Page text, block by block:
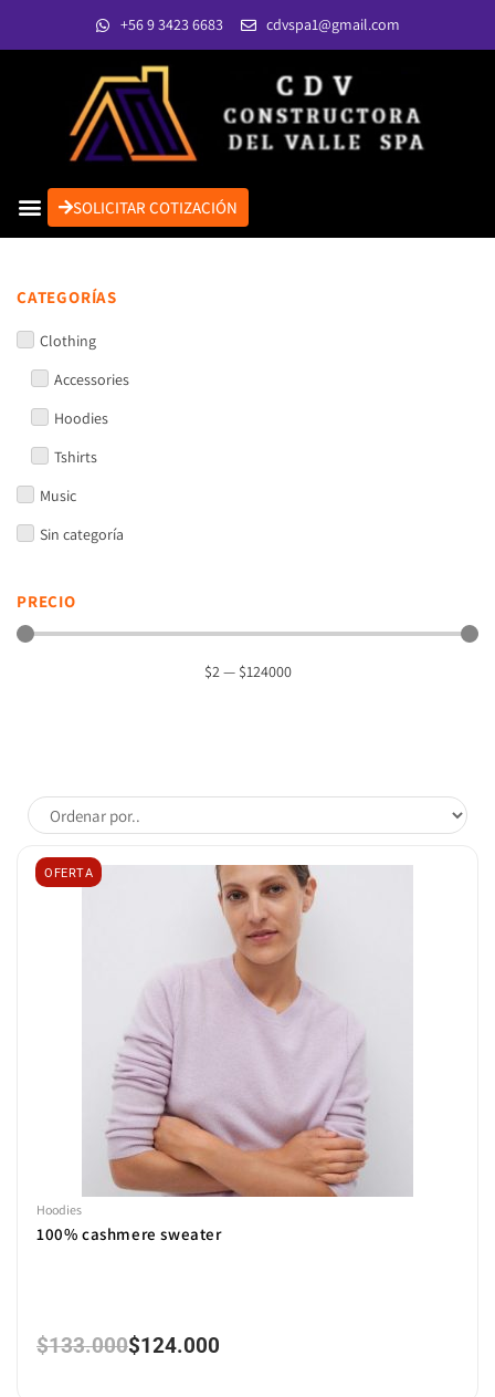
+56 9 3423 6683 cdvspa1@gmail.com
SOLICITAR COTIZACIÓN
CATEGORÍAS
Clothing
Accessories
Hoodies
Tshirts
Music
Sin categoría
PRECIO
$2— $124000
OFERTA
Hoodies
100% cashmere sweater
$133.000$124.000